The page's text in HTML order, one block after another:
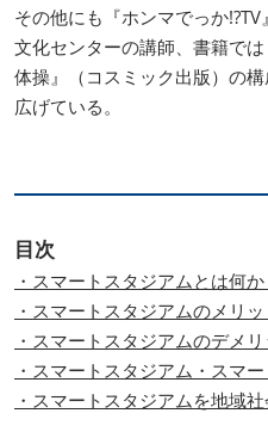
その他にも『ホンマでっか
文化センターの講師、書籍で
体操』（コスミック出版）の
広げている。
目次
・スマートスタジアムとは何
・スマートスタジアムのメリッ
・スマートスタジアムのデメリ
・スマートスタジアム・スマ
・スマートスタジアムを地域